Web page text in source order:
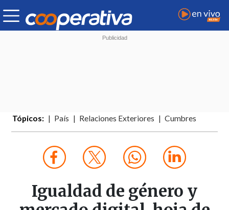
Tópicos: País Relaciones Exteriores Cumbres
Igualdad de género y